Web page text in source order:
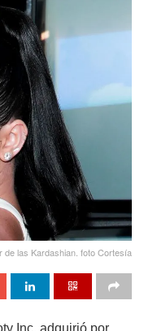
de las Kardashian. foto Cortesía